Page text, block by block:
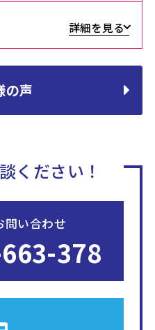
詳細を見る
の声
ください！
問い合わせ
378